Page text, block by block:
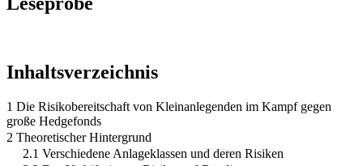
Inhaltsverzeichnis
1 Die Risikobereitschaft von Kleinanlegenden im Kampf gegen
große Hedgefonds
2 Theoretischer Hintergrund
2.1 Verschiedene Anlageklassen und deren Risiken